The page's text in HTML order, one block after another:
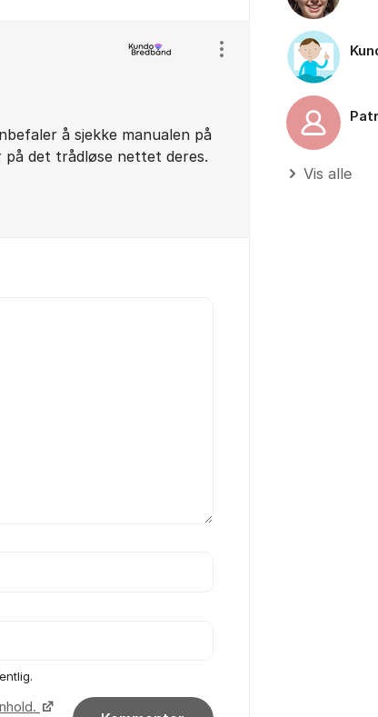
å sjekke manualen på
på det trådløse nettet deres.
Vis/skjul innstillinger for
Vis alle